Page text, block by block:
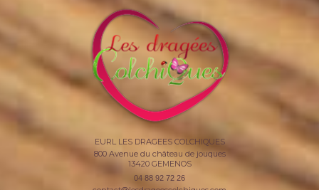
EURL LES DRAGEES COLCHIQUES
800 Avenue du château de jouques
13420 GEMENOS
04 88 92 72 26